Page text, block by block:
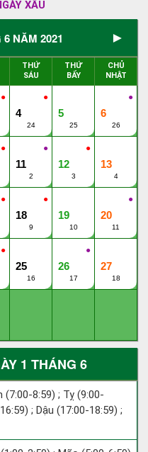
XẤU
NĂM 2021 ►
THỨ
SÁU
THỨ
BẨY
CHỦ
NHẬT
● ●
4
24
5
25
●
6
26
● ●
11
2
●
12
3
13
4
● ●
18
9
19
10
●
20
11
●
25
16
●
26
17
27
18
1 THÁNG 6
(7:00-8:59) ; Tỵ (9:00-
; Dậu (17:00-18:59) ;